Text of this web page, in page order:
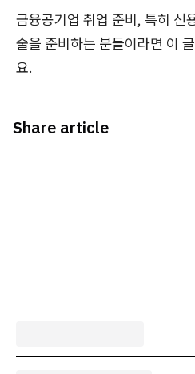
금융공기업 취업 준비, 특히 신
술을 준비하는 분들이라면 이
요.
Share article